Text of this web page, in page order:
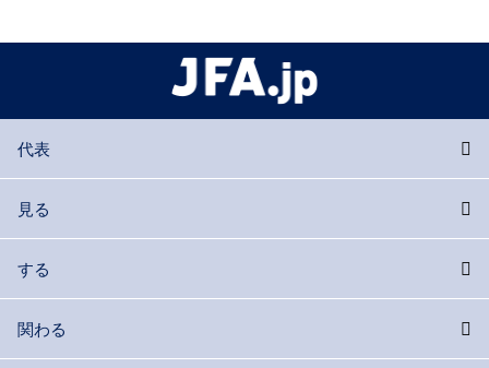
代表
見る
する
関わる